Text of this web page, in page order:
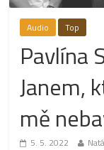
Audio Top
Pavlína
Janem,
mě
5. 5. 2022